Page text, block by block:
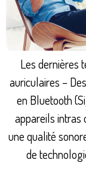
Les dernières
auriculaires –
en Bluetooth
appareils intras
une qualité
de